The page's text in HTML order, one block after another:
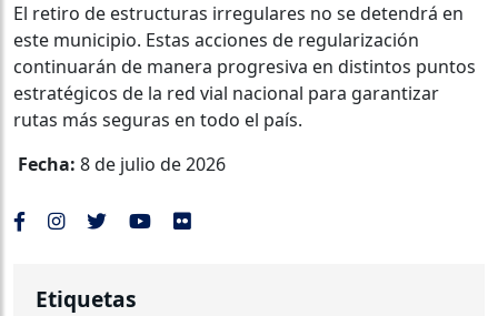
El retiro de estructuras irregulares no se detendrá en
este municipio. Estas acciones de regularización
continuarán de manera progresiva en distintos puntos
estratégicos de la red vial nacional para garantizar
rutas más seguras en todo el país.
Fecha: 8 de julio de 2026
Etiquetas